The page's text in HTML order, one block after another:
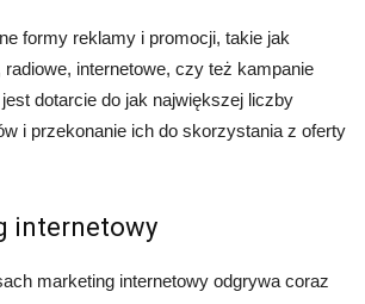
formy reklamy i promocji, takie jak
internetowe, czy też kampanie
dotarcie do jak największej liczby
i przekonanie ich do skorzystania z oferty
internetowy
marketing internetowy odgrywa coraz